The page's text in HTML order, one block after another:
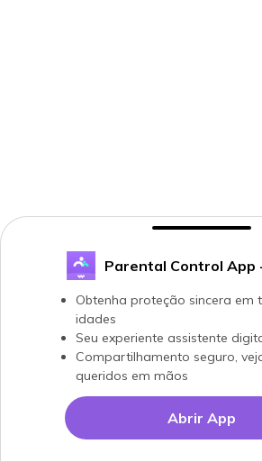
Parental Control App
Obtenha proteção sincera em
idades
Seu experiente assistente
Compartilhamento seguro,
queridos em mãos
Abrir App